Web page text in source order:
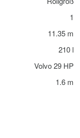
1
11.35 m
210 l
Volvo 29 HP
1.6 m